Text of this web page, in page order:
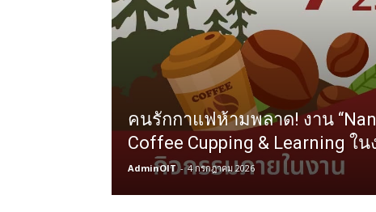
คนรักกาแฟห้ามพลาด! งาน
Coffee Cupping & Learning ใ
AdminOIT - 4 กรกฎาคม 2026